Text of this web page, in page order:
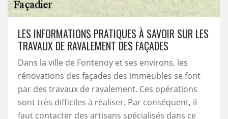
LES INFORMATIONS PRATIQUES À SAVOIR SUR LES
TRAVAUX DE RAVALEMENT DES FAÇADES
Dans la ville de Fontenoy et ses environs, les
rénovations des façades des immeubles se font
par des travaux de ravalement. Ces opérations
sont très difficiles à réaliser. Par conséquent, il
faut contacter des artisans spécialisés dans ce